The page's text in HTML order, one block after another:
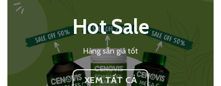
Hot Sale
Hàng sẵn giá tốt
XEM TẤT CẢ